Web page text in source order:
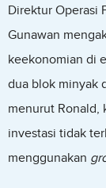
Direktur Operasi
Gunawan
keekonomian di
dua blok minyak
menurut Ronald,
investasi tidak
menggunakan